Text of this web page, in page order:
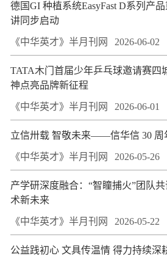
德国GI 种植系统EasyFast D系列产
讲同步启动
《中华英才》半月刊网 2026-06-02
TATA木门首届少年乒乓球邀请赛四
神点亮品牌新征程
《中华英才》半月刊网 2026-06-01
立信卅载 智敬未来——信华信 30 周
《中华英才》半月刊网 2026-05-26
产学研深度融合：“智瞳捕火”团队
术新未来
《中华英才》半月刊网 2026-05-22
公益践初心 文具传温情 得力持续深